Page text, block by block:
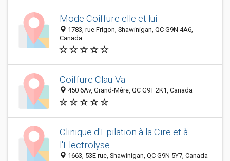
Mode Coiffure elle et lui
1783, rue Frigon, Shawinigan, QC G9N 4A6,
Canada
Coiffure Clau-Va
450 6Av, Grand-Mère, QC G9T 2K1, Canada
Clinique d'Epilation à la Cire et à
l'Electrolyse
1663, 53E rue, Shawinigan, QC G9N 5Y7, Canada